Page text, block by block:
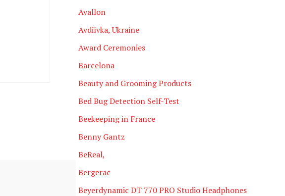
Avallon
Avdiïvka, Ukraine
Award Ceremonies
Barcelona
Beauty and Grooming Products
Bed Bug Detection Self-Test
Beekeeping in France
Benny Gantz
BeReal,
Bergerac
Beyerdynamic DT 770 PRO Studio Headphones